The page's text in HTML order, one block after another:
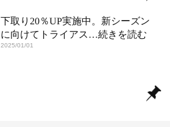
下取り20％UP実施中。新シーズン
に向けてトライアス …続きを読む
2025/01/01